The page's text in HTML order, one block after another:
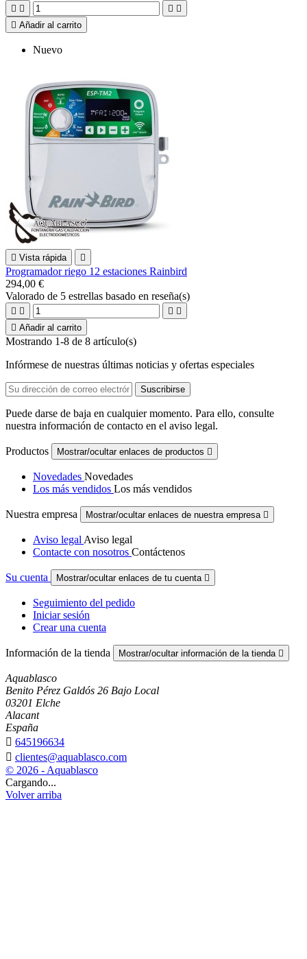
   
 Añadir al carrito
Nuevo
 Vista rápida 
Programador riego 12 estaciones Rainbird
294,00 €
Valorado de 5 estrellas basado en reseña(s)
   
 Añadir al carrito
Mostrando 1-8 de 8 artículo(s)
Infórmese de nuestras últimas noticias y ofertas especiales
Puede darse de baja en cualquier momento. Para ello, consulte
nuestra información de contacto en el aviso legal.
Productos Mostrar/ocultar enlaces de productos 
Novedades Novedades
Los más vendidos Los más vendidos
Nuestra empresa Mostrar/ocultar enlaces de nuestra empresa 
Aviso legal Aviso legal
Contacte con nosotros Contáctenos
Su cuenta Mostrar/ocultar enlaces de tu cuenta 
Seguimiento del pedido
Iniciar sesión
Crear una cuenta
Información de la tienda Mostrar/ocultar información de la tienda 
Aquablasco
Benito Pérez Galdós 26 Bajo Local
03201 Elche
Alacant
España
 645196634
 clientes@aquablasco.com
© 2026 - Aquablasco
Cargando...
Volver arriba